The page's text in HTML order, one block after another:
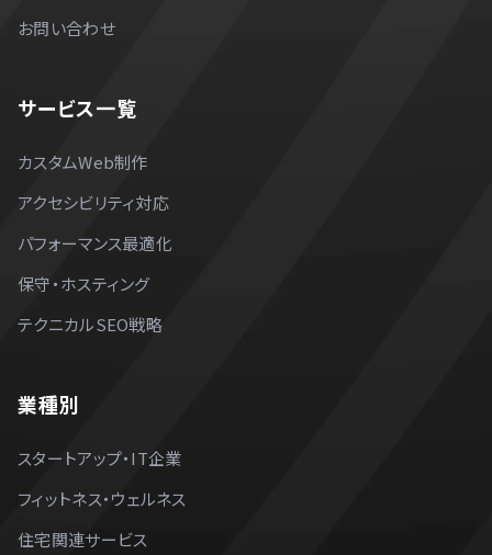
お問い合わせ
サービス一覧
カスタムWeb制作
アクセシビリティ対応
パフォーマンス最適化
保守・ホスティング
テクニカルSEO戦略
業種別
スタートアップ・IT企業
フィットネス・ウェルネス
住宅関連サービス